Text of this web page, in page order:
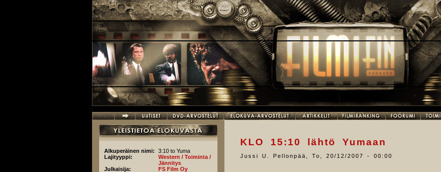
Alkuperäinen nimi:
3:10 to Yuma
Lajityyppi:
Western / Toiminta /
Jännitys
Julkaisija:
FS Film Oy
KLO 15:10 lähtö Yumaan
Jussi U. Pellonpää To, 20/12/2007 - 00:00